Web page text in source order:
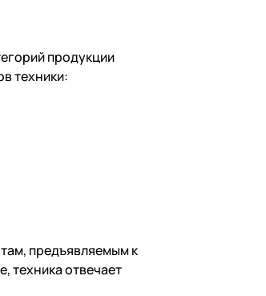
продукции
техники:
предъявляемым к
техника отвечает